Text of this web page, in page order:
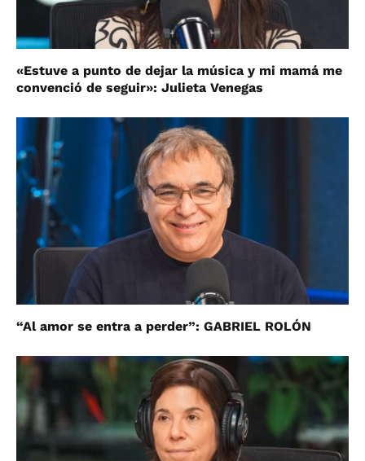
«Estuve a punto de dejar la música y mi mamá me
convenció de seguir»: Julieta Venegas
“Al amor se entra a perder”: GABRIEL ROLÓN